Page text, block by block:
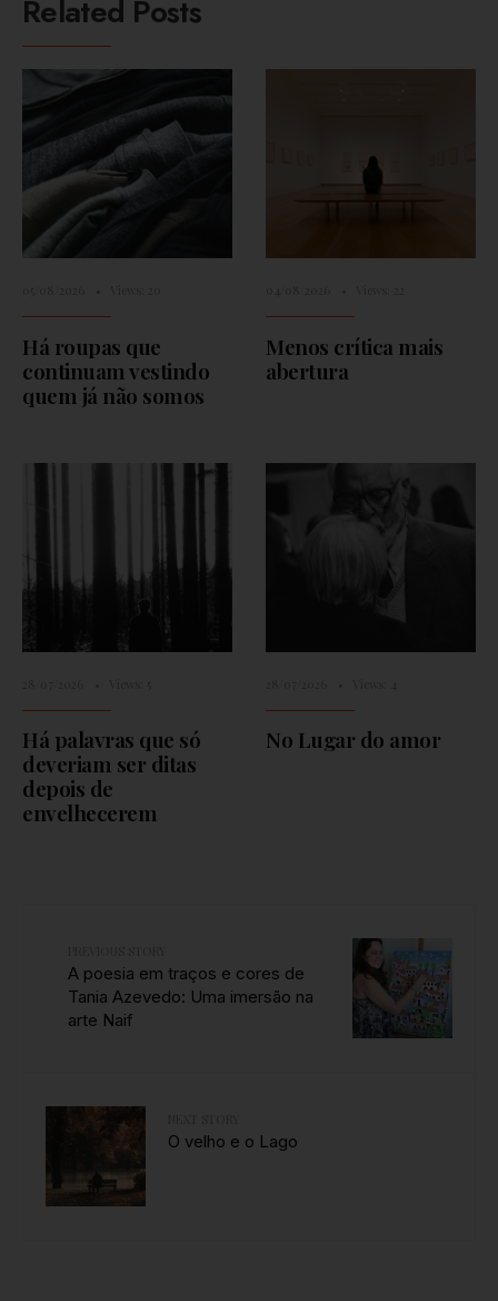
Related Posts
Há roupas que
continuam vestindo
quem já não somos
Menos crítica mais
abertura
Há palavras que só
deveriam ser ditas
depois de
envelhecerem
No Lugar do amor
A poesia em traços e cores de
Tania Azevedo: Uma imersão na
arte Naif
O velho e o Lago